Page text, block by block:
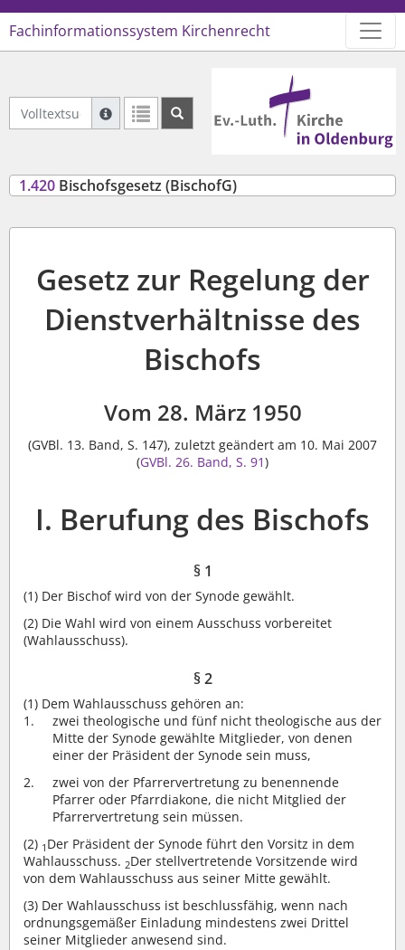
Fachinformationssystem Kirchenrecht
Volltextsuche Geltendes RechtSuche mit Platzhalter "*", Bsp. Pfarrer*, findet
Weitere Suchoperatoren finden Sie in unserer Hilfe.
Logo Ev.-Luth. Kirche in
1.420 Bischofsgesetz (BischofG)
Gesetz zur Regelung der
Dienstverhältnisse des
Bischofs
Vom 28. März 1950
(GVBl. 13. Band, S. 147), zuletzt geändert am 10. Mai 2007
(GVBl. 26. Band, S. 91)
I. Berufung des Bischofs
§ 1
(1) Der Bischof wird von der Synode gewählt.
(2) Die Wahl wird von einem Ausschuss vorbereitet
(Wahlausschuss).
§ 2
(1) Dem Wahlausschuss gehören an:
zwei theologische und fünf nicht theologische aus der
Mitte der Synode gewählte Mitglieder, von denen
einer der Präsident der Synode sein muss,
zwei von der Pfarrervertretung zu benennende
Pfarrer oder Pfarrdiakone, die nicht Mitglied der
Pfarrervertretung sein müssen.
(2) 1 Der Präsident der Synode führt den Vorsitz in dem
Wahlausschuss. 2Der stellvertretende Vorsitzende wird
von dem Wahlausschuss aus seiner Mitte gewählt.
(3) Der Wahlausschuss ist beschlussfähig, wenn nach
ordnungsgemäßer Einladung mindestens zwei Drittel
seiner Mitglieder anwesend sind.